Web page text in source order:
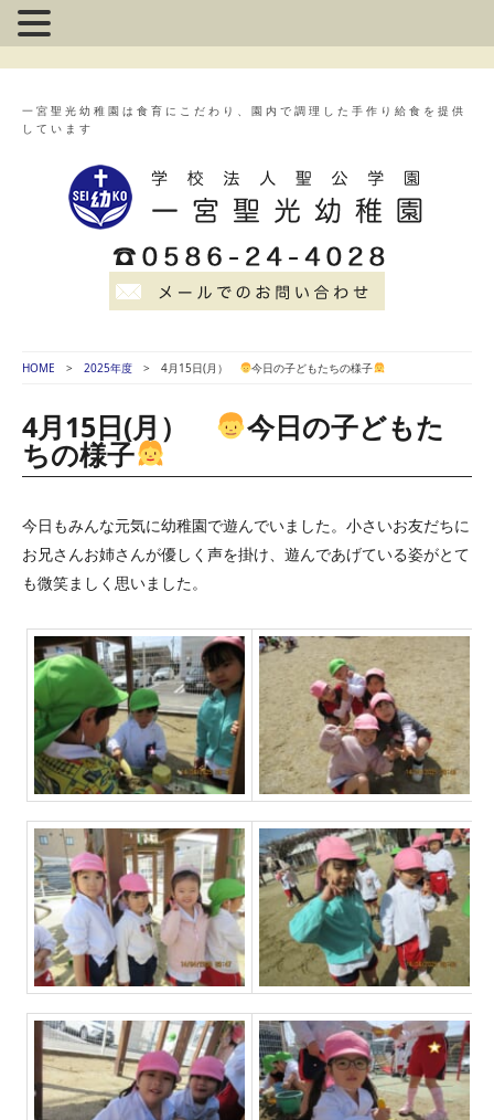
一宮聖光幼稚園は食育にこだわり、園内で調理した手作り給食を提供
しています
HOME 2025年度 4月15日(月） 今日の子どもたちの様子
4月15日(月） 今日の子どもた
ちの様子
今日もみんな元気に幼稚園で遊んでいました。小さいお友だちに
お兄さんお姉さんが優しく声を掛け、遊んであげている姿がとて
も微笑ましく思いました。